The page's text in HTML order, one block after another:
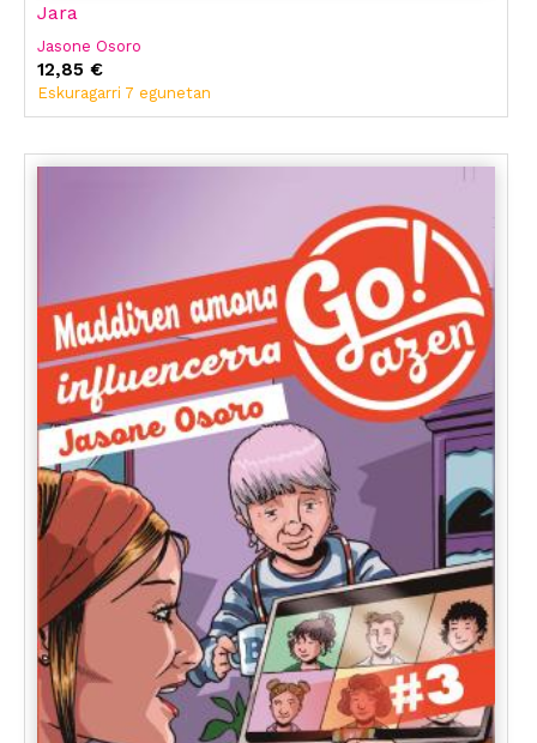
Jara
Jasone Osoro
12,85 €
Eskuragarri 7 egunetan